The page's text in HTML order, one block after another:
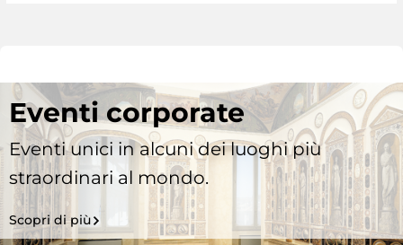
Eventi corporate
Eventi unici in alcuni dei luoghi più
straordinari al mondo.
Scopri di più